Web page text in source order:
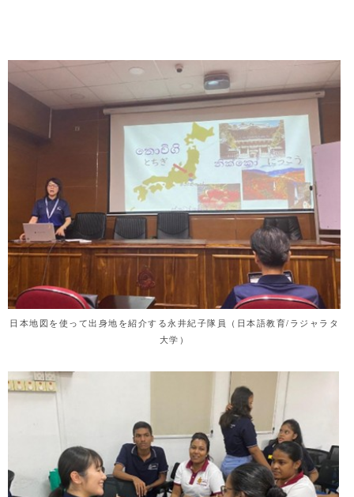
日本地図を使って出身地を紹介する永井紀子隊員（日本語教育/ラジャラタ
大学）